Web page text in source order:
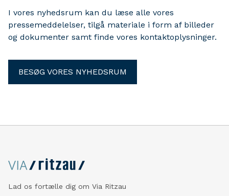
I vores nyhedsrum kan du læse alle vores
pressemeddelelser, tilgå materiale i form af billeder
og dokumenter samt finde vores kontaktoplysninger.
BESØG VORES NYHEDSRUM
Lad os fortælle dig om Via Ritzau